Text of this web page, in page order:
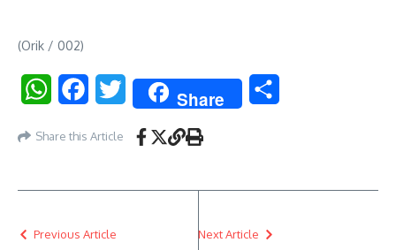
(Orik / 002)
WhatsAppFacebookTwitter Share
Share this Article
Previous Article Next Article